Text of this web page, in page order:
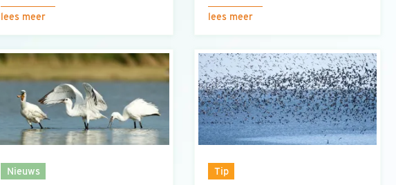
lees meer lees meer
Nieuws Tip